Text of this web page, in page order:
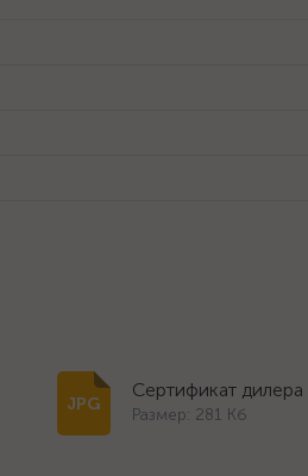
Сертификат дилера
Размер: 281 Кб